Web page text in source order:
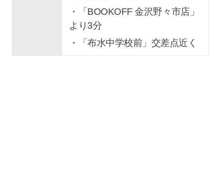
・「BOOKOFF 金沢野々市店」
より3分
・「布水中学校前」交差点近く